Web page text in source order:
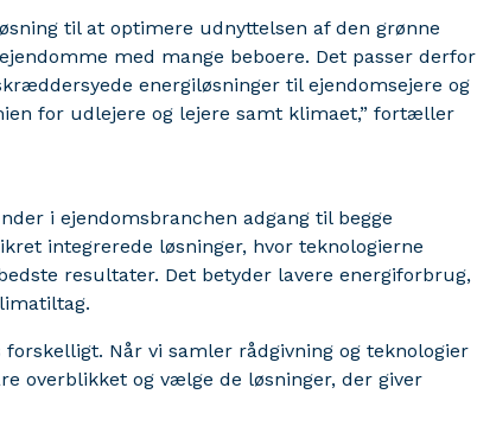
til at optimere udnyttelsen af den grønne
med mange beboere. Det passer derfor
energiløsninger til ejendomsejere og
for udlejere og lejere samt klimaet,” fortæller
i ejendomsbranchen adgang til begge
integrerede løsninger, hvor teknologierne
resultater. Det betyder lavere energiforbrug,
Når vi samler rådgivning og teknologier
overblikket og vælge de løsninger, der giver